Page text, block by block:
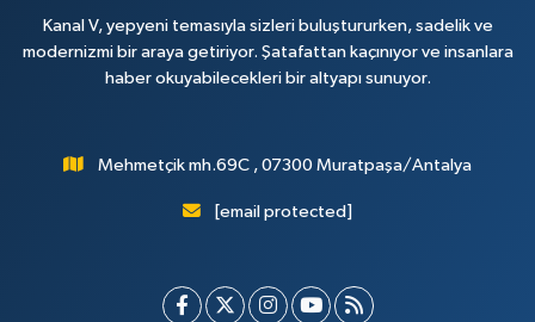
Kanal V, yepyeni temasıyla sizleri buluştururken, sadelik ve
modernizmi bir araya getiriyor. Şatafattan kaçınıyor ve insanlara
haber okuyabilecekleri bir altyapı sunuyor.
Mehmetçik mh.69C , 07300 Muratpaşa/Antalya
[email protected]